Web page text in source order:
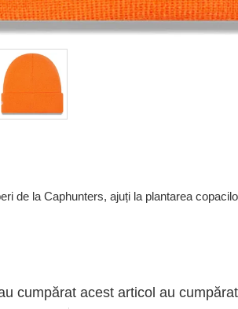
de la Caphunters, ajuți la plantarea
cumpărat acest articol au